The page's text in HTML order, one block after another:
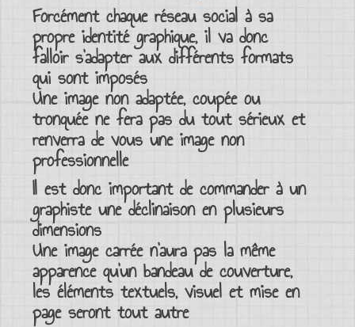
Forcément chaqueréseau social à sa
propreidentité graphique, il va donc
falloir s’adapter aux différents formats
qui sont imposés
Une image non adaptée, coupée ou
tronquée ne fera pas du tout sérieux et
renverra de vous une image non
professionnelle
Il est donc important decommander à un
graphisteunedéclinaison en plusieurs
dimensions
Uneimage carréen’aura pas la même
apparence qu’unbandeau de couverture,
leséléments textuels, visuel et mise en
page seront tout autre